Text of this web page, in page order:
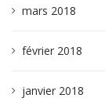
mars 2018
février 2018
janvier 2018